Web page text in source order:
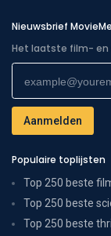
Nieuwsbrief
Het laatste film- en
Populaire toplijsten
Top 250 beste
Top 250 beste
Top 250 beste